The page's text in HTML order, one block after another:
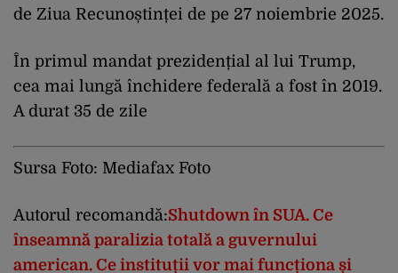
de Ziua Recunoștinței de pe 27 noiembrie 2025.
În primul mandat prezidențial al lui Trump,
cea mai lungă închidere federală a fost în 2019.
A durat 35 de zile
Sursa Foto: Mediafax Foto
Autorul recomandă:Shutdown în SUA. Ce
înseamnă paralizia totală a guvernului
american. Ce instituții vor mai funcționa și